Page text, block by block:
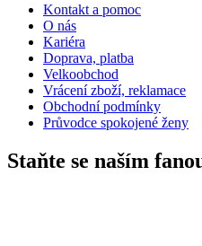
Kontakt a pomoc
O nás
Kariéra
Doprava, platba
Velkoobchod
Vrácení zboží, reklamace
Obchodní podmínky
Průvodce spokojené ženy
Staňte se naším